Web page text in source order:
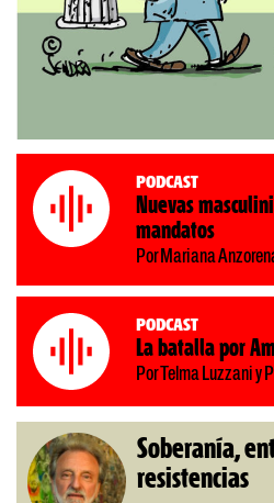
Podcast
Nuevas
mandatos
Por Mariana
Podcast
La batalla por
Por Telma Luzzani y
Soberanía,
resistencias